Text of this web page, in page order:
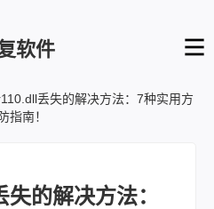
软件
丢失的解决方法：7种实用方
指南！
的解决方法：